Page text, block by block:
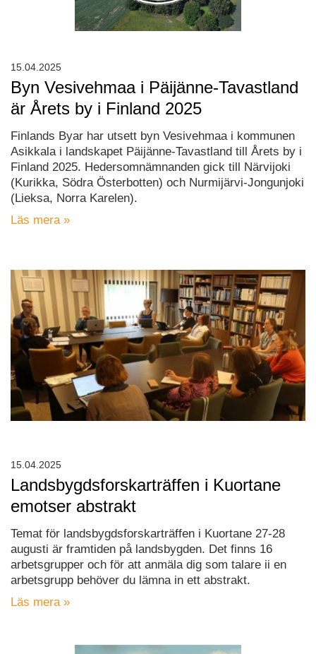
Byn Vesivehmaa i Päijänne-Tavastland
är Årets by i Finland 2025
Finlands Byar har utsett byn Vesivehmaa i kommunen
Asikkala i landskapet Päijänne-Tavastland till Årets by i
Finland 2025. Hedersomnämnanden gick till Närvijoki
(Kurikka, Södra Österbotten) och Nurmijärvi-Jongunjoki
(Lieksa, Norra Karelen).
Läs mera »
15.04.2025
Landsbygdsforskarträffen i Kuortane
emotser abstrakt
Temat för landsbygdsforskarträffen i Kuortane 27-28
augusti är framtiden på landsbygden. Det finns 16
arbetsgrupper och för att anmäla dig som talare ii en
arbetsgrupp behöver du lämna in ett abstrakt.
Läs mera »
15.04.2025